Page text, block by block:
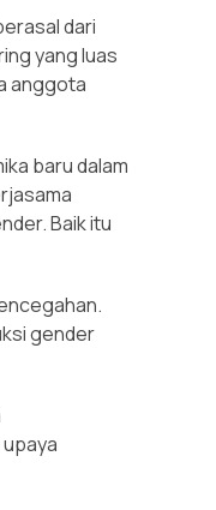
dari
yang luas
anggota
baru dalam
Baik itu
gender